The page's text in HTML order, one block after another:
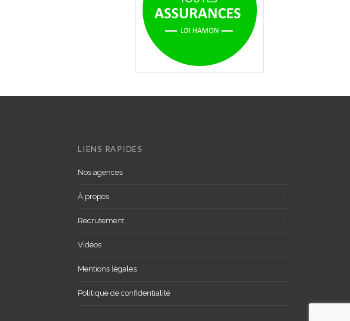
LIENS RAPIDES
Nos agences
À propos
Recrutement
Vidéos
Mentions légales
Politique de confidentialité